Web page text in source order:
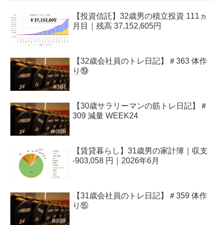
【投資信託】32歳男の積立投資 111ヵ
月目｜残高 37,152,605円
【32歳会社員のトレ日記】＃363 体作
り⑲
【30歳サラリーマンの筋トレ日記】＃
309 減量 WEEK24
【賃貸暮らし】31歳男の家計簿｜収支
-903,058 円｜2026年6月
【31歳会社員のトレ日記】＃359 体作
り⑮